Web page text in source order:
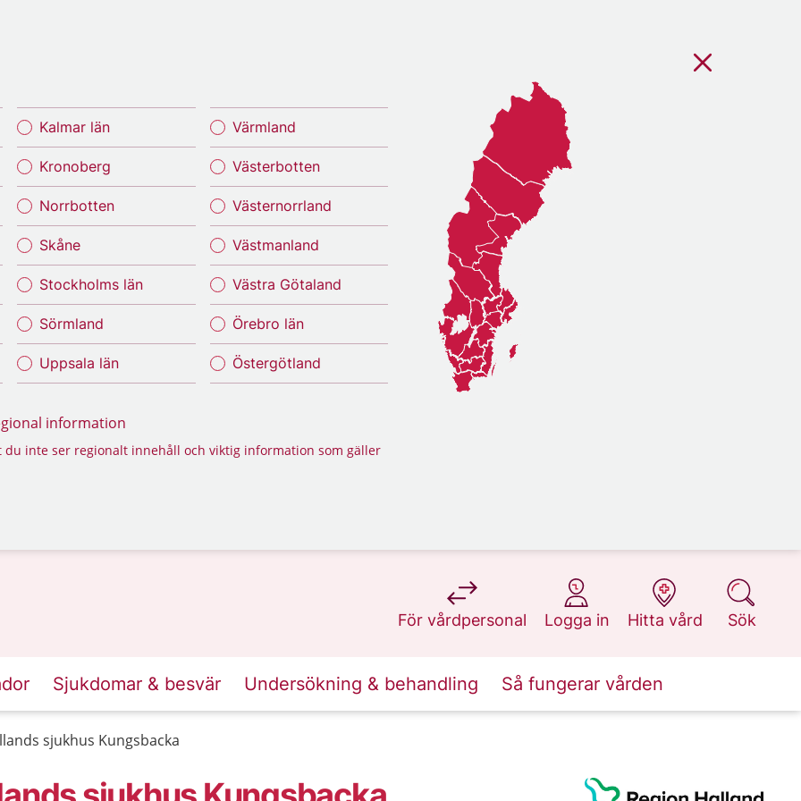
Kalmar län
Kronoberg
Norrbotten
Skåne
Stockholms län
Sörmland
Uppsala län
Värmland
Västerbotten
Västernorrland
Västmanland
Västra Götaland
Örebro län
Östergötland
information
du inte ser regionalt innehåll och viktig information som gäller
För vårdpersonal
på 1177.se
Logga in
på 1177.se
Hitta vård
på 1177.se
Sök
på 1177.se
Sjukdomar & besvär Undersökning & behandling Så fungerar vården
sjukhus Kungsbacka